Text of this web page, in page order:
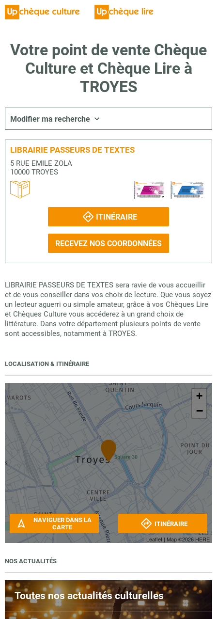
Votre point de vente Chèque
Culture et Chèque Lire à
TROYES
Modifier ma recherche
LIBRAIRIE PASSEURS DE TEXTES
5 RUE EMILE ZOLA
10000 TROYES
ITINÉRAIRE
RECEVEZ NOS COORDONNÉES
LIBRAIRIE PASSEURS DE TEXTES sera ravie de vous accueillir
et de vous conseiller dans vos choix de lecture. Que vous soyez
un lecteur aguerri ou simple amateur, grâce à vos Chèques Lire
et Chèques Culture vous accéderez à un grand choix de
littérature. Dans votre département plusieurs points de vente
sont accessibles, notamment à TROYES.
LOCALISATION & ITINÉRAIRE
+
−
Leaflet | Map ©2026 HERE
NAVIGUER DANS LA
CARTE
ITINÉRAIRE
NOS ACTUALITÉS
Toutes nos actualités culturelles